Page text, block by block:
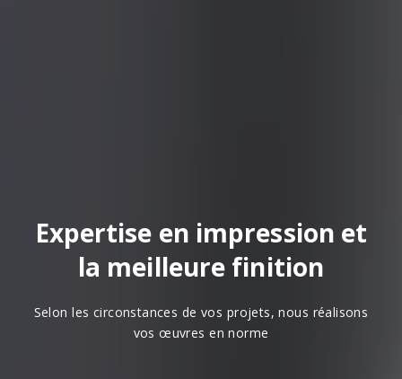
Expertise en impression et
la meilleure finition
Selon les circonstances de vos projets, nous réalisons
vos œuvres en norme